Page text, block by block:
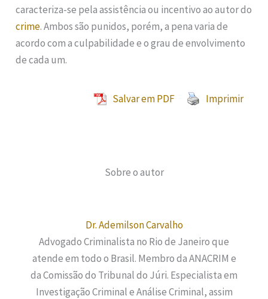
caracteriza-se pela assistência ou incentivo ao autor do
crime. Ambos são punidos, porém, a pena varia de
acordo com a culpabilidade e o grau de envolvimento
de cada um.
Salvar em PDF Imprimir
Sobre o autor
Dr. Ademilson Carvalho
Advogado Criminalista no Rio de Janeiro que
atende em todo o Brasil. Membro da ANACRIM e
da Comissão do Tribunal do Júri. Especialista em
Investigação Criminal e Análise Criminal, assim